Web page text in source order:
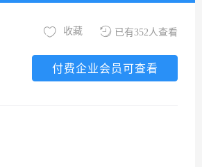
已有352人查看
收藏
付费企业会员可查看